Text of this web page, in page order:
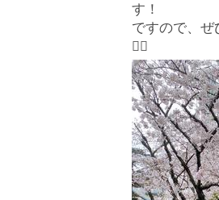
す！
ですので、
👍🏼